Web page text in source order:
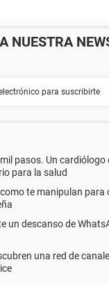
NUESTRA
pasos. Un cardiólogo
para la salud
como te manipulan para
un descanso de
una red de